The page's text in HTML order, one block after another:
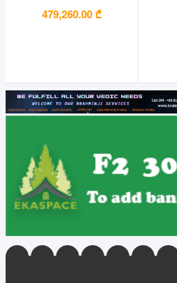
479,260.00 ₾